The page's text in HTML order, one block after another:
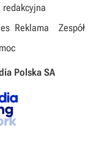
redakcyjna
Reklama
Zespół
Polska SA